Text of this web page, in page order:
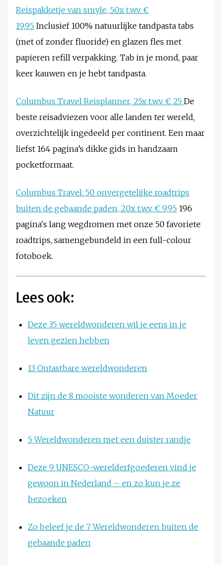
Reispakketje van smyle, 50x t.w.v. €
19,95 Inclusief 100% natuurlijke tandpasta tabs
(met of zonder fluoride) en glazen fles met
papieren refill verpakking. Tab in je mond, paar
keer kauwen en je hebt tandpasta.
Columbus Travel Reisplanner, 25x t.w.v. € 25 De
beste reisadviezen voor alle landen ter wereld,
overzichtelijk ingedeeld per continent. Een maar
liefst 164 pagina’s dikke gids in handzaam
pocketformaat.
Columbus Travel: 50 onvergetelijke roadtrips
buiten de gebaande paden, 20x t.w.v. € 9,95 196
pagina's lang wegdromen met onze 50 favoriete
roadtrips, samengebundeld in een full-colour
fotoboek.
Lees ook:
Deze 35 wereldwonderen wil je eens in je
leven gezien hebben
13 Ontastbare wereldwonderen
Dit zijn de 8 mooiste wonderen van Moeder
Natuur
5 Wereldwonderen met een duister randje
Deze 9 UNESCO-werelderfgoederen vind je
gewoon in Nederland – en zo kun je ze
bezoeken
Zo beleef je de 7 Wereldwonderen buiten de
gebaande paden